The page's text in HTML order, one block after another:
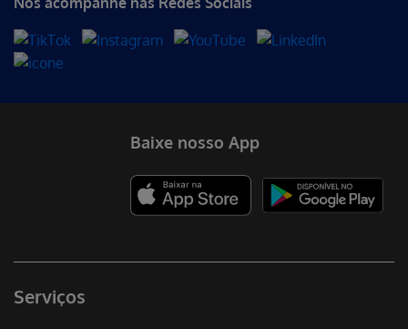
Serviços
Baixe nosso App